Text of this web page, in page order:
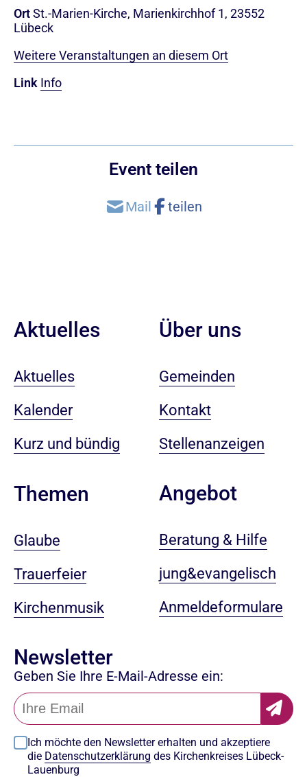
OrtSt.-Marien-Kirche, Marienkirchhof 1, 23552
Lübeck
Weitere Veranstaltungen an diesem Ort
Link Info
Event teilen
Aktuelles
Aktuelles
Kalender
Kurz und bündig
Themen
Glaube
Trauerfeier
Kirchenmusik
Über uns
Gemeinden
Kontakt
Stellenanzeigen
Angebot
Beratung & Hilfe
jung&evangelisch
Anmeldeformulare
Newsletter
Geben Sie Ihre E-Mail-Adresse ein:
Ich möchte den Newsletter erhalten und akzeptiere
die Datenschutzerklärung des Kirchenkreises Lübeck-
Lauenburg